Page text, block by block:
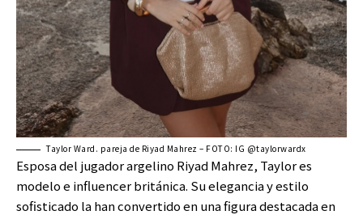
Taylor Ward. pareja de Riyad Mahrez – FOTO: IG @taylorwardx
Esposa del jugador argelino Riyad Mahrez, Taylor es
modelo e influencer británica. Su elegancia y estilo
sofisticado la han convertido en una figura destacada en